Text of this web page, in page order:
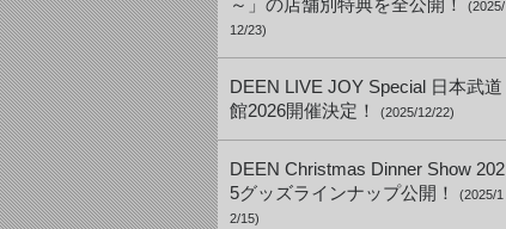
～」の店舗別特典を全公開！
(2025/
12/23)
DEEN LIVE JOY Special 日本武道
館2026開催決定！
(2025/12/22)
DEEN Christmas Dinner Show 202
5グッズラインナップ公開！
(2025/1
2/15)